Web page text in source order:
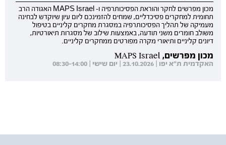
מכון מפרשים לחקר והוראת הפסיכותרפיה ו- MAPS Israel האגודה הרב
תחומית למחקרים פסיכדליים, שמחים להזמינכם ליום עיון שיוקדש לבחינה
מעמיקה של תהליך הפסיכותרפיה במסגרת מחקרים קליניים בטיפול
משולב חומרים משני תודעה, באמצעות שילוב של מסגרות תיאורטיות,
דיונים קליניים ותיאורי מקרה מפורטים ממחקרים קליניים.
מכון מפרשים, MAPS Israel
האקדמית ת"א יפו | 23.10.2026 | יום שישי | 08:30-14:00